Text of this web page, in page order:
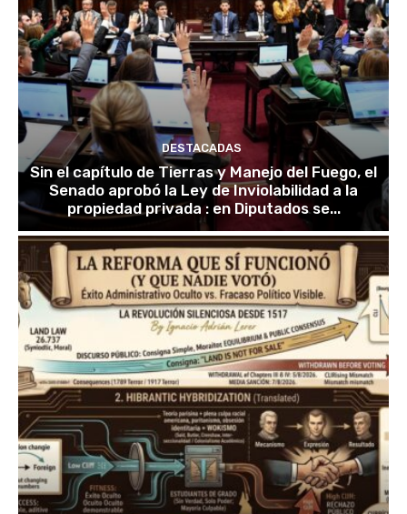
DESTACADAS
Sin el capítulo de Tierras y Manejo del Fuego, el
Senado aprobó la Ley de Inviolabilidad a la
propiedad privada : en Diputados se...